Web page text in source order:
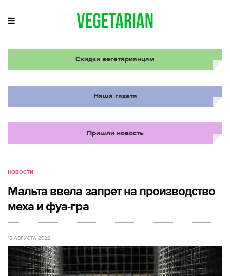
Скидки вегетарианцам
Наша газета
Пришли новость
НОВОСТИ
Мальта ввела запрет на производство
меха и фуа-гра
15 АВГУСТА 2022